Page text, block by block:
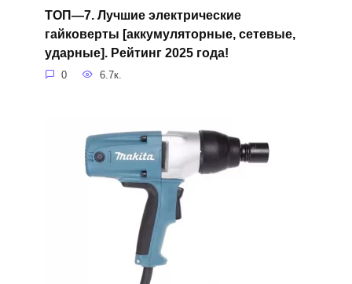
ТОП—7. Лучшие электрические
гайковерты [аккумуляторные, сетевые,
ударные]. Рейтинг 2025 года!
0 6.7к.